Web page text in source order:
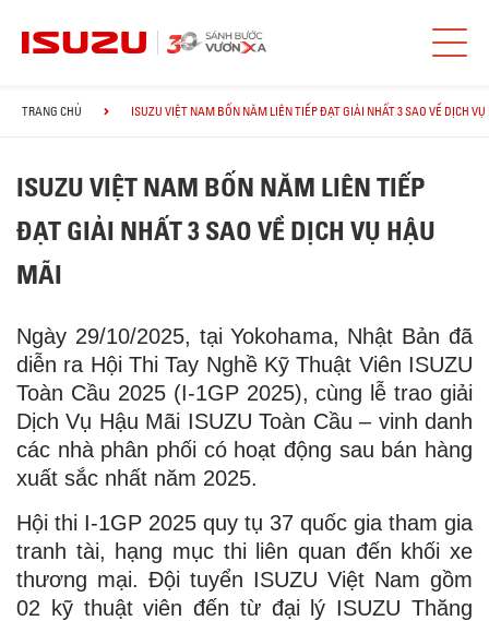
TRANG CHỦ ISUZU VIỆT NAM BỐN NĂM LIÊN TIẾP ĐẠT GIẢI NHẤT 3 SAO VỀ DỊCH
ISUZU VIỆT NAM BỐN NĂM LIÊN TIẾP
ĐẠT GIẢI NHẤT 3 SAO VỀ DỊCH VỤ HẬU
MÃI
Ngày 29/10/2025, tại Yokohama, Nhật Bản đã
diễn ra Hội Thi Tay Nghề Kỹ Thuật Viên ISUZU
Toàn Cầu 2025 (I-1GP 2025), cùng lễ trao giải
Dịch Vụ Hậu Mãi ISUZU Toàn Cầu – vinh danh
các nhà phân phối có hoạt động sau bán hàng
xuất sắc nhất năm 2025.
Hội thi I-1GP 2025 quy tụ 37 quốc gia tham gia
tranh tài, hạng mục thi liên quan đến khối xe
thương mại. Đội tuyển ISUZU Việt Nam gồm
02 kỹ thuật viên đến từ đại lý ISUZU Thăng